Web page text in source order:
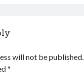
will not be published.
*